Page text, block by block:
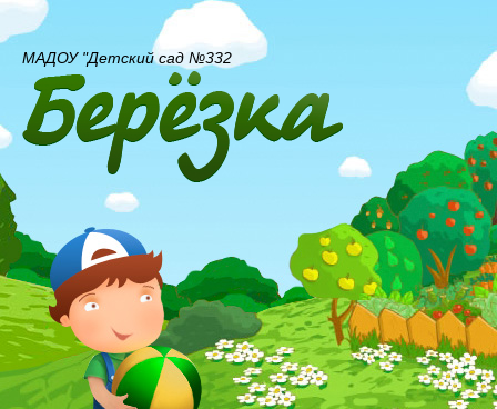
МАДОУ "Детский сад №332